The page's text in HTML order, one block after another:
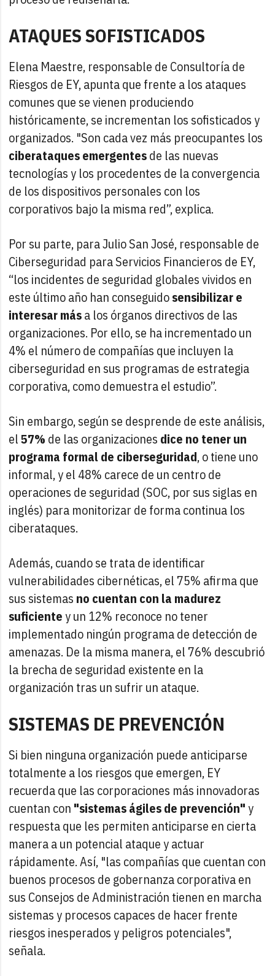
ATAQUES SOFISTICADOS
Elena Maestre, responsable de Consultoría de
Riesgos de EY, apunta que frente a los ataques
comunes que se vienen produciendo
históricamente, se incrementan los sofisticados y
organizados. "Son cada vez más preocupantes los
ciberataques emergentesde las nuevas
tecnologías y los procedentes de la convergencia
de los dispositivos personales con los
corporativos bajo la misma red”, explica.
Por su parte, para Julio San José, responsable de
Ciberseguridad para Servicios Financieros de EY,
“los incidentes de seguridad globales vividos en
este último año han conseguidosensibilizar e
interesar mása los órganos directivos de las
organizaciones. Por ello, se ha incrementado un
4% el número de compañías que incluyen la
ciberseguridad en sus programas de estrategia
corporativa, como demuestra el estudio”.
Sin embargo, según se desprende de este análisis,
el57% de las organizaciones dice no tener un
programa formal de ciberseguridad, o tiene uno
informal, y el 48% carece de un centro de
operaciones de seguridad (SOC, por sus siglas en
inglés) para monitorizar de forma continua los
ciberataques.
Además, cuando se trata de identificar
vulnerabilidades cibernéticas, el 75% afirma que
sus sistemas no cuentan con la madurez
suficientey un 12% reconoce no tener
implementado ningún programa de detección de
amenazas. De la misma manera, el 76% descubrió
la brecha de seguridad existente en la
organización tras un sufrir un ataque.
SISTEMAS DE PREVENCIÓN
Si bien ninguna organización puede anticiparse
totalmente a los riesgos que emergen, EY
recuerda que las corporaciones más innovadoras
cuentan con "sistemas ágiles de prevención"y
respuesta que les permiten anticiparse en cierta
manera a un potencial ataque y actuar
rápidamente. Así, "las compañías que cuentan con
buenos procesos de gobernanza corporativa en
sus Consejos de Administración tienen en marcha
sistemas y procesos capaces de hacer frente
riesgos inesperados y peligros potenciales",
señala.